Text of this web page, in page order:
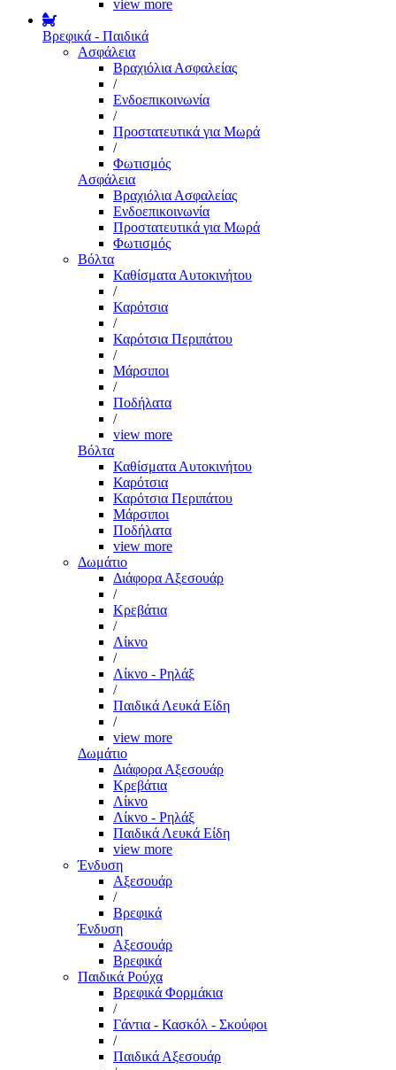
view more
Βρεφικά - Παιδικά
Ασφάλεια
Βραχιόλια Ασφαλείας
/
Ενδοεπικοινωνία
/
Προστατευτικά για Μωρά
/
Φωτισμός
Ασφάλεια
Βραχιόλια Ασφαλείας
Ενδοεπικοινωνία
Προστατευτικά για Μωρά
Φωτισμός
Βόλτα
Καθίσματα Αυτοκινήτου
/
Καρότσια
/
Καρότσια Περιπάτου
/
Μάρσιποι
/
Ποδήλατα
/
view more
Βόλτα
Καθίσματα Αυτοκινήτου
Καρότσια
Καρότσια Περιπάτου
Μάρσιποι
Ποδήλατα
view more
Δωμάτιο
Διάφορα Αξεσουάρ
/
Κρεβάτια
/
Λίκνο
/
Λίκνο - Ρηλάξ
/
Παιδικά Λευκά Είδη
/
view more
Δωμάτιο
Διάφορα Αξεσουάρ
Κρεβάτια
Λίκνο
Λίκνο - Ρηλάξ
Παιδικά Λευκά Είδη
view more
Ένδυση
Αξεσουάρ
/
Βρεφικά
Ένδυση
Αξεσουάρ
Βρεφικά
Παιδικά Ρούχα
Βρεφικά Φορμάκια
/
Γάντια - Κασκόλ - Σκούφοι
/
Παιδικά Αξεσουάρ